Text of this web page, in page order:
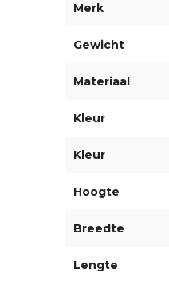
Merk
Gewicht
Materiaal
Kleur
Kleur
Hoogte
Breedte
Lengte